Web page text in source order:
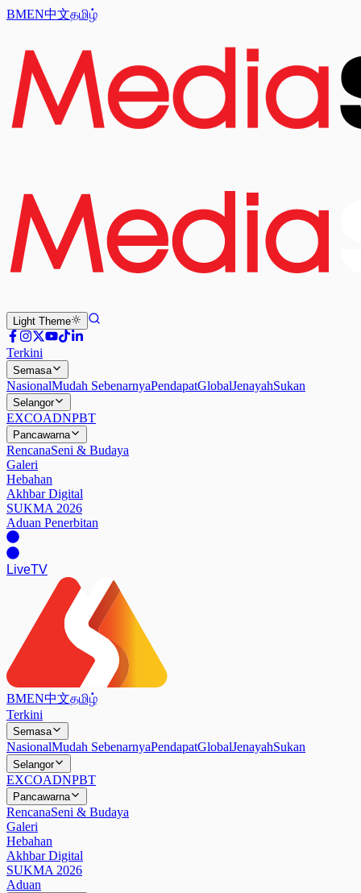
BMEN中文தமிழ்
Light Theme
Terkini
Semasa
NasionalMudah SebenarnyaPendapatGlobalJenayahSukan
Selangor
EXCOADNPBT
Pancawarna
RencanaSeni & Budaya
Galeri
Hebahan
Akhbar Digital
SUKMA 2026
Aduan Penerbitan
LiveTV
BMEN中文தமிழ்
Terkini
Semasa
NasionalMudah SebenarnyaPendapatGlobalJenayahSukan
Selangor
EXCOADNPBT
Pancawarna
RencanaSeni & Budaya
Galeri
Hebahan
Akhbar Digital
SUKMA 2026
Aduan